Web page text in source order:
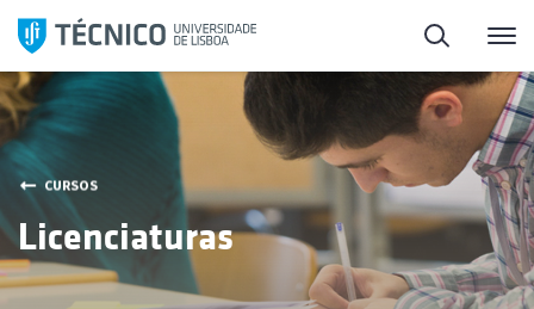
Saltar
para
o
conteúdo
Pesquisa
CURSOS
Licenciaturas